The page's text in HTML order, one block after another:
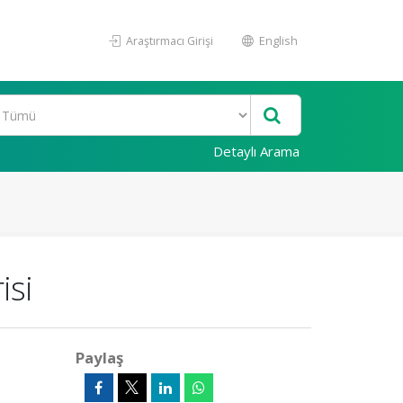
Araştırmacı Girişi English
Detaylı Arama
Paylaş